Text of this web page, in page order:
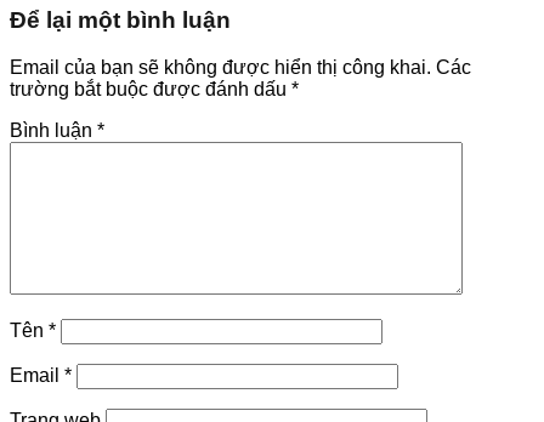
Để lại một bình luận
Email của bạn sẽ không được hiển thị công khai. Các
trường bắt buộc được đánh dấu *
Bình luận *
Tên *
Email *